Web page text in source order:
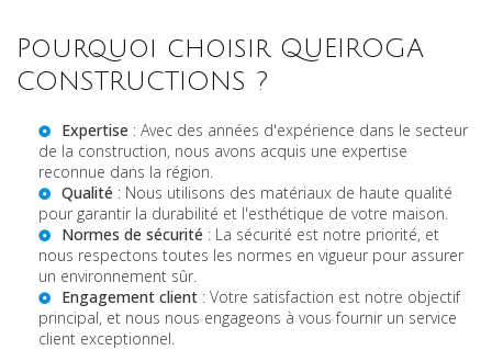
Pourquoi choisir QUEIROGA
CONSTRUCTIONS ?
Expertise : Avec des années d'expérience dans le secteur
de la construction, nous avons acquis une expertise
reconnue dans la région.
Qualité : Nous utilisons des matériaux de haute qualité
pour garantir la durabilité et l'esthétique de votre maison.
Normes de sécurité : La sécurité est notre priorité, et
nous respectons toutes les normes en vigueur pour assurer
un environnement sûr.
Engagement client : Votre satisfaction est notre objectif
principal, et nous nous engageons à vous fournir un service
client exceptionnel.